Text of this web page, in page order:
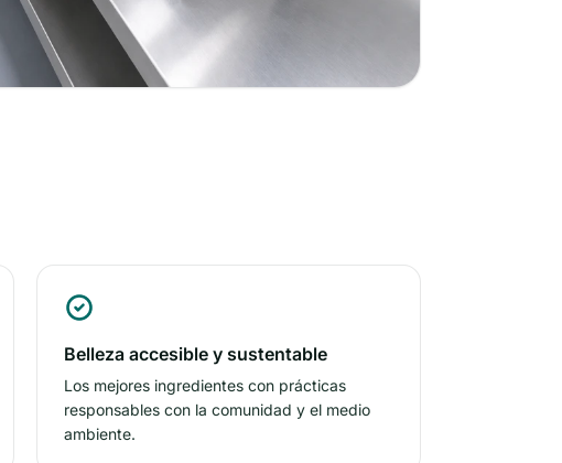
Belleza accesible y sustentable
Los mejores ingredientes con prácticas
responsables con la comunidad y el medio
ambiente.